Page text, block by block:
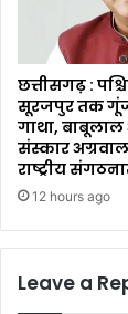
छत्तीसगढ़ :
सूरजपुर तक
गाथा,
संस्कार
राष्ट्रीय
12 hours ago
Leave a